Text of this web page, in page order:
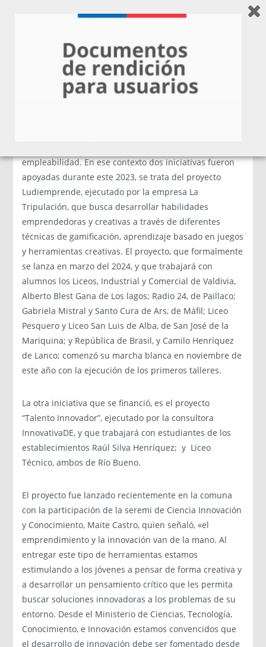
Fomentando el desarrollo de habilidades en escolares
Como ya hemos señalado, el desarrollo de las
habilidades emprendedoras en estudiantes es hoy en
empleabilidad. En ese contexto dos iniciativas fueron
apoyadas durante este 2023, se trata del proyecto
Ludiemprende, ejecutado por la empresa La
Tripulación, que busca desarrollar habilidades
emprendedoras y creativas a través de diferentes
técnicas de gamificación, aprendizaje basado en juegos
y herramientas creativas. El proyecto, que formalmente
se lanza en marzo del 2024, y que trabajará con
alumnos los Liceos, Industrial y Comercial de Valdivia,
Alberto Blest Gana de Los lagos; Radio 24, de Paillaco;
Gabriela Mistral y Santo Cura de Ars, de Máfil; Liceo
Pesquero y Liceo San Luis de Alba, de San José de la
Mariquina; y República de Brasil, y Camilo Henríquez
de Lanco; comenzó su marcha blanca en noviembre de
este año con la ejecución de los primeros talleres.
La otra iniciativa que se financió, es el proyecto
“Talento Innovador”, ejecutado por la consultora
InnovativaDE, y que trabajará con estudiantes de los
establecimientos Raúl Silva Henríquez; y Liceo
Técnico, ambos de Río Bueno.
El proyecto fue lanzado recientemente en la comuna
con la participación de la seremi de Ciencia Innovación
y Conocimiento, Maite Castro, quien señaló, «el
emprendimiento y la innovación van de la mano. Al
entregar este tipo de herramientas estamos
estimulando a los jóvenes a pensar de forma creativa y
a desarrollar un pensamiento crítico que les permita
buscar soluciones innovadoras a los problemas de su
entorno. Desde el Ministerio de Ciencias, Tecnología,
Conocimiento, e Innovación estamos convencidos que
el desarrollo de innovación debe ser fomentado desde